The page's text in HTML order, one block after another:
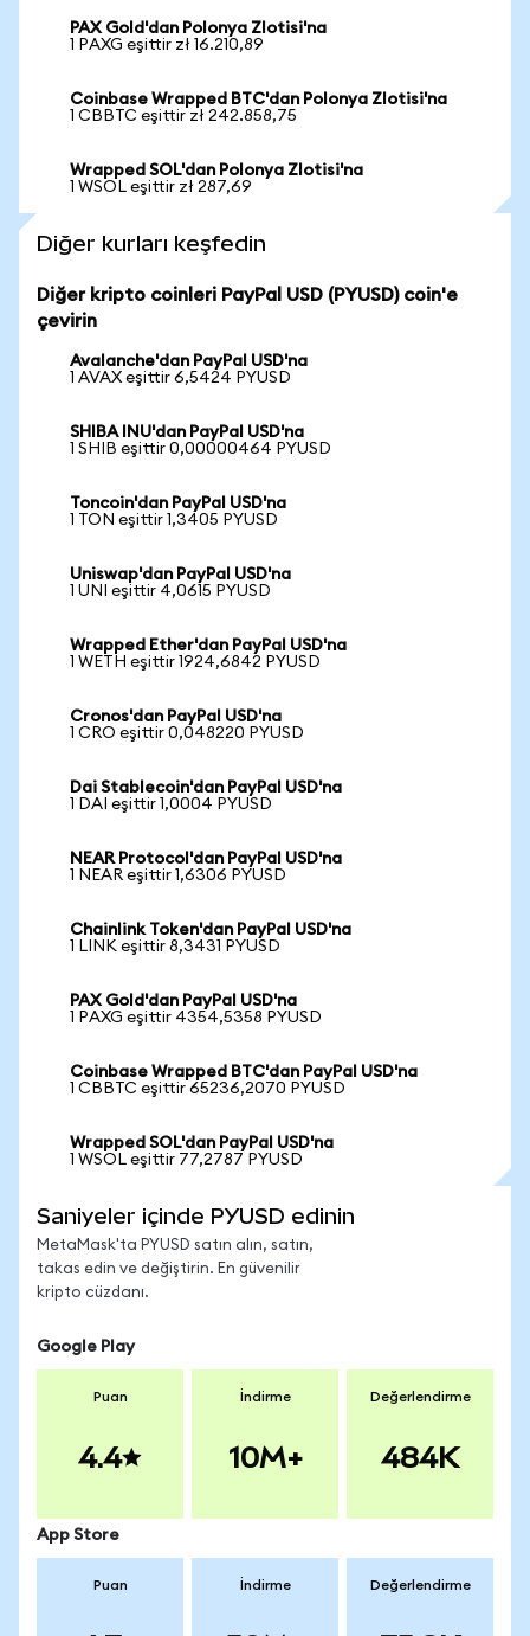
PAX Gold'dan Polonya Zlotisi'na
1 PAXG eşittir zł 16.210,89
Coinbase Wrapped BTC'dan Polonya Zlotisi'na
1 CBBTC eşittir zł 242.858,75
Wrapped SOL'dan Polonya Zlotisi'na
1 WSOL eşittir zł 287,69
Diğer kurları keşfedin
Diğer kripto coinleri PayPal USD (PYUSD) coin'e
çevirin
Avalanche'dan PayPal USD'na
1 AVAX eşittir 6,5424 PYUSD
SHIBA INU'dan PayPal USD'na
1 SHIB eşittir 0,00000464 PYUSD
Toncoin'dan PayPal USD'na
1 TON eşittir 1,3405 PYUSD
Uniswap'dan PayPal USD'na
1 UNI eşittir 4,0615 PYUSD
Wrapped Ether'dan PayPal USD'na
1 WETH eşittir 1924,6842 PYUSD
Cronos'dan PayPal USD'na
1 CRO eşittir 0,048220 PYUSD
Dai Stablecoin'dan PayPal USD'na
1 DAI eşittir 1,0004 PYUSD
NEAR Protocol'dan PayPal USD'na
1 NEAR eşittir 1,6306 PYUSD
Chainlink Token'dan PayPal USD'na
1 LINK eşittir 8,3431 PYUSD
PAX Gold'dan PayPal USD'na
1 PAXG eşittir 4354,5358 PYUSD
Coinbase Wrapped BTC'dan PayPal USD'na
1 CBBTC eşittir 65236,2070 PYUSD
Wrapped SOL'dan PayPal USD'na
1 WSOL eşittir 77,2787 PYUSD
Saniyeler içinde PYUSD edinin
MetaMask'ta PYUSD satın alın, satın,
takas edin ve değiştirin. En güvenilir
kripto cüzdanı.
Google Play
Puan
4.4
İndirme
10M+
Değerlendirme
484K
App Store
Puan İndirme Değerlendirme